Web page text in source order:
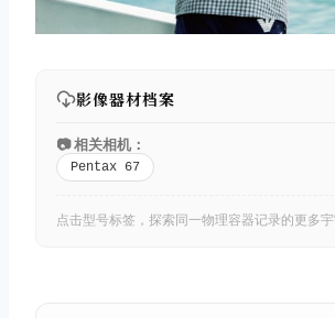
影像器材档案
📷 相关相机：
Pentax 67
点击型号标签，探索同一物理容器记录的更多宇